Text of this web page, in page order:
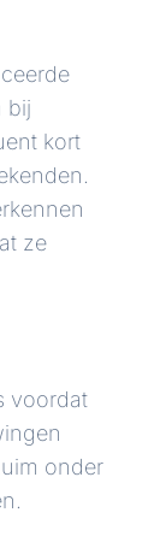
bij
kort
ze
voordat
onder